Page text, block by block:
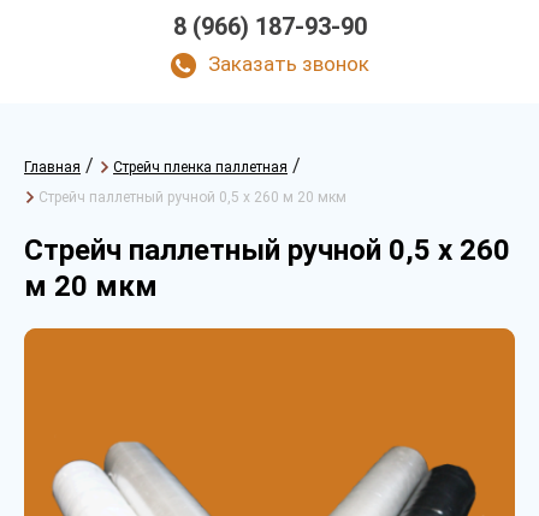
8 (966) 187-93-90
Заказать звонок
Главная / Стрейч пленка паллетная /
Стрейч паллетный ручной 0,5 х 260 м 20 мкм
Стрейч паллетный ручной 0,5 х 260
м 20 мкм